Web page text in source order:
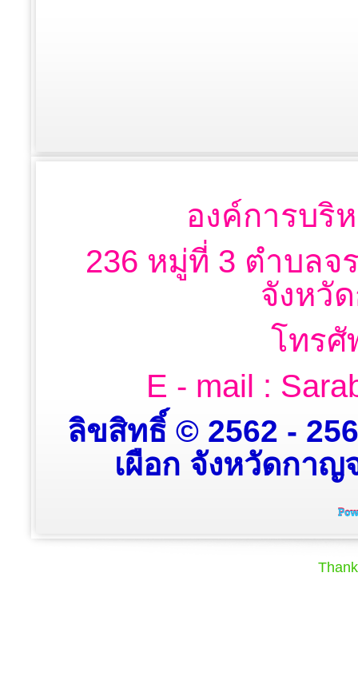
องค์การบริ
236 หมู่ที่ 3 ตำบลจ
จังหวั
โทรศั
E - mail :
ลิขสิทธิ์ © 2562 -
เผือก จังหวัดกา